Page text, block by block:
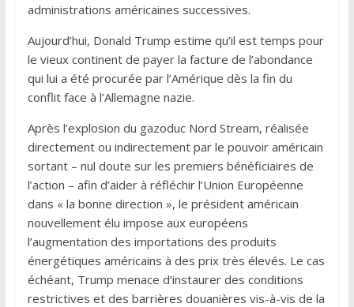
administrations américaines successives.
Aujourd’hui, Donald Trump estime qu’il est temps pour
le vieux continent de payer la facture de l’abondance
qui lui a été procurée par l’Amérique dès la fin du
conflit face à l’Allemagne nazie.
Après l’explosion du gazoduc Nord Stream, réalisée
directement ou indirectement par le pouvoir américain
sortant – nul doute sur les premiers bénéficiaires de
l’action – afin d’aider à réfléchir l’Union Européenne
dans « la bonne direction », le président américain
nouvellement élu impose aux européens
l’augmentation des importations des produits
énergétiques américains à des prix très élevés. Le cas
échéant, Trump menace d’instaurer des conditions
restrictives et des barrières douanières vis-à-vis de la